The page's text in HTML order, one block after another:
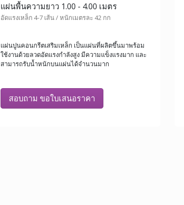
แผ่นพื้นความยาว 1.00 - 4.00 เมตร
อัดแรงเหล็ก 4-7 เส้น / หนักเมตรละ 42 กก
แผ่นปูนคอนกรีตเสริมเหล็ก เป็นแผ่นที่ผลิตขึ้นมาพร้อม
ใช้งานด้วยลวดอัดแรงกำลังสูง มีความแข็งแรงมาก และ
สามารถรับน้ำหนักบนแผ่นได้จำนวนมาก
สอบถาม ขอใบเสนอราคา